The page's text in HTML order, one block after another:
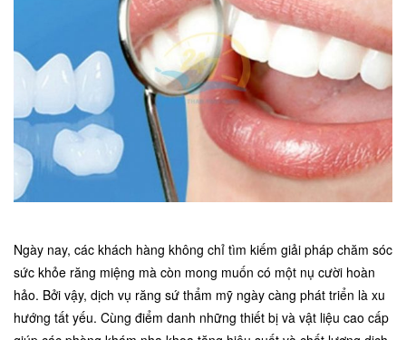
Ngày nay, các khách hàng không chỉ tìm kiếm giải pháp chăm sóc
sức khỏe răng miệng mà còn mong muốn có một nụ cười hoàn
hảo. Bởi vậy, dịch vụ răng sứ thẩm mỹ ngày càng phát triển là xu
hướng tất yếu. Cùng điểm danh những thiết bị và vật liệu cao cấp